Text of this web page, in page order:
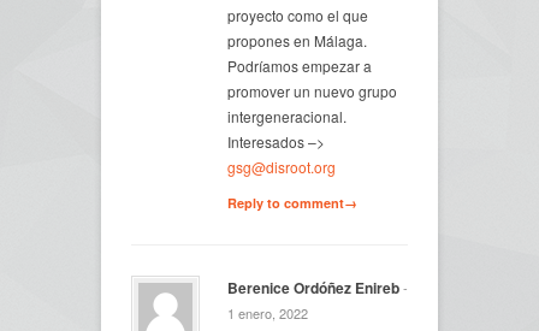
proyecto como el que
propones en Málaga.
Podríamos empezar a
promover un nuevo grupo
intergeneracional.
Interesados –>
gsg@disroot.org
Reply to comment→
Berenice Ordóñez Enireb-
1 enero, 2022